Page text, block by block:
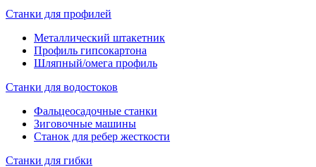
Станки для профилей
Металлический штакетник
Профиль гипсокартона
Шляпный/омега профиль
Станки для водостоков
Фальцеосадочные станки
Зиговочные машины
Станок для ребер жесткости
Станки для гибки